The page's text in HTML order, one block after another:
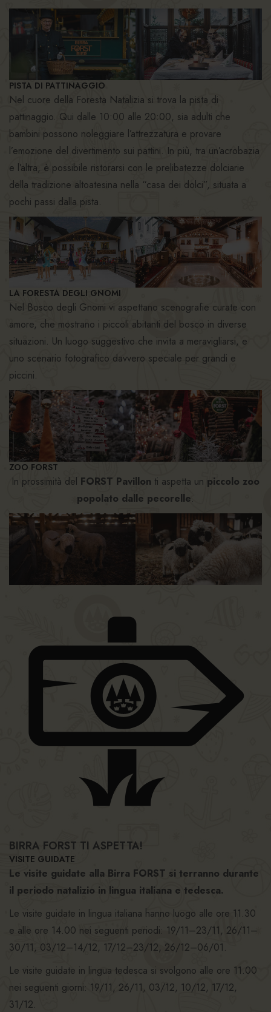
PISTA DI PATTINAGGIO
Nel cuore della Foresta Natalizia si trova la pista di
pattinaggio. Qui dalle 10:00 alle 20:00, sia adulti che
bambini possono noleggiare l’attrezzatura e provare
l’emozione del divertimento sui pattini. In più, tra un’acrobazia
e l’altra, è possibile ristorarsi con le prelibatezze dolciarie
della tradizione altoatesina nella “casa dei dolci”, situata a
pochi passi dalla pista.
LA FORESTA DEGLI GNOMI
Nel Bosco degli Gnomi vi aspettano scenografie curate con
amore, che mostrano i piccoli abitanti del bosco in diverse
situazioni. Un luogo suggestivo che invita a meravigliarsi, e
uno scenario fotografico davvero speciale per grandi e
piccini.
ZOO FORST
In prossimità del FORST Pavillon ti aspetta un piccolo zoo
popolato dalle pecorelle.
BIRRA FORST TI ASPETTA!
VISITE GUIDATE
Le visite guidate alla Birra FORST si terranno durante
il periodo natalizio in lingua italiana e tedesca.
Le visite guidate in lingua italiana hanno luogo alle ore 11.30
e alle ore 14.00 nei seguenti periodi: 19/11–23/11, 26/11–
30/11, 03/12–14/12, 17/12–23/12, 26/12–06/01.
Le visite guidate in lingua tedesca si svolgono alle ore 11.00
nei seguenti giorni: 19/11, 26/11, 03/12, 10/12, 17/12,
31/12.